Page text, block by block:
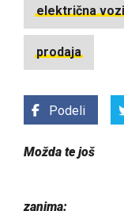
električna
prodaja
Podeli
Možda te još
zanima: